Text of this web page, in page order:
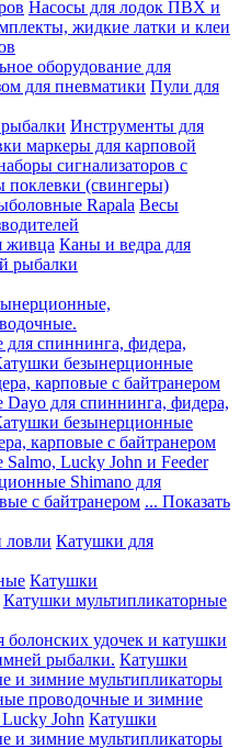
Насосы для лодок ПВХ и
жидкие латки и клеи
оборудование для
для пневматики Пули для
Инструменты для
маркеры для карповой
сигнализаторов с
поклевки (свингеры)
Rapala Весы
живца Каны и ведра для
рыбалки
спиннинга, фидера,
безынерционные
карповые с байтранером
для спиннинга, фидера,
безынерционные
карповые с байтранером
Lucky John и Feeder
Shimano для
с байтранером ... Показать
ловли Катушки для
Катушки
Катушки мультипликаторные
удочек и катушки
рыбалки. Катушки
и зимние мультипликаторы
проводочные и зимние
John Катушки
и зимние мультипликаторы